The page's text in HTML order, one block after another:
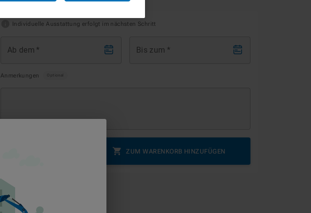
Individuelle Ausstattung erfolgt im nächsten Schritt
Ab dem * Bis zum *
Anmerkungen Optional
ZUM WARENKORB HINZUFÜGEN